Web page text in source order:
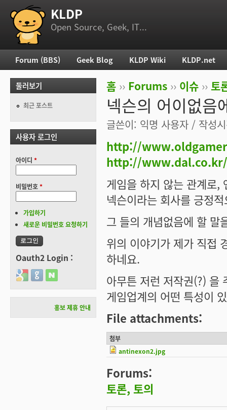
부 메뉴 KLDP
Open Source, Geek, IT...
현재 위치
홈 ›› Forums ›› 이슈 ›› 토
넥슨의 어이없음
글쓴이: 익명 사용자 / 작성
http://
http://
게임을 하지 않는 관계로,
넥슨이라는 회사를 긍정
그 들의 개념없음에 할 말
위의 이야기가 제가 직접
하네요.
아무튼 저런 저작권(?) 을
게임업계의 어떤 특성이
File attachments:
첨부
antinexon2.jpg
Forums:
토론, 토의
주 메뉴
Forum (BBS) Geek Blog KLDP Wiki KLDP.net
둘러보기
최근 포스트
사용자 로그인
아이디 *
비밀번호*
가입하기
새로운 비밀번호 요청하기
Oauth2 Login :
Login with Google
Login with GitHub
Login with Naver
홍보 제휴 안내